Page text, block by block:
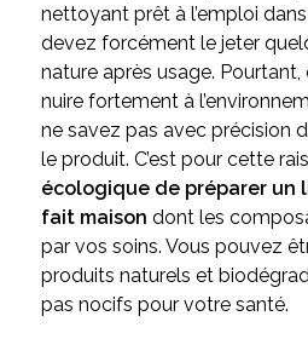
nettoyant prêt à l’emploi
devez forcément le jeter
nature après usage.
nuire fortement à
ne savez pas avec précision
le produit. C’est pour cette
écologique de préparer un
fait maison dont les
par vos soins. Vous pouvez
produits naturels et
pas nocifs pour votre santé.